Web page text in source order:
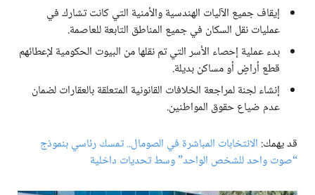
إيقاف جميع الآليات الهندسية والأمنية التي كانت تشارك في
عمليات نقل السكان في جميع المناطق التابعة للعاصمة.
بدء عملية إحصاء الأسر التي تم نقلها من البيوت الحكومية لإعطائهم
قطع أراضٍ أو مساكن بديلة.
إنشاء لجنة لمراجعة الخلافات القانونية المتعلقة بالعقارات لضمان
عدم ضياع حقوق المواطنين.
قد يهمك: الانتخابات المباشرة في الصومال.. تمسك رئاسي بنموذج
“صوت واحد للشخص الواحد” وسط تحديات داخلية